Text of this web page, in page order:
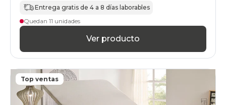
Entrega gratis de 4 a 8 días laborables
Quedan 11 unidades
Ver producto
Top ventas